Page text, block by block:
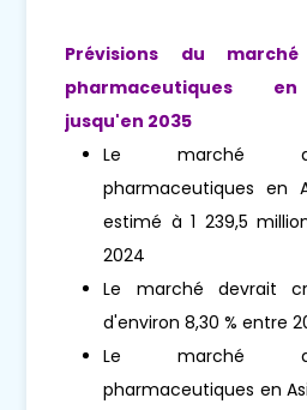
Prévisions du
pharmaceutiques
jusqu'en 2035
Le marché
pharmaceutiques en
estimé à 1 239,5
2024
Le marché devrait
d'environ 8,30 % entre
Le marché
pharmaceutiques en